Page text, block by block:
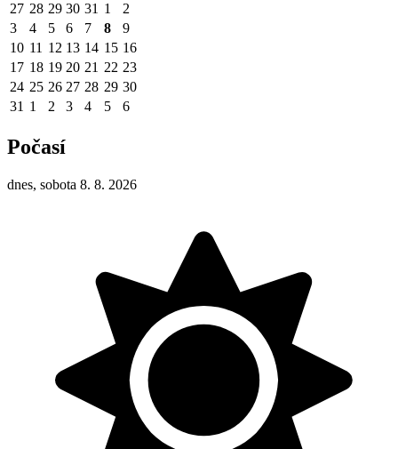
27 28 29 30 31 1
2
3
4 5 6 7 8
9
10 11 12 13 14 15 16
17 18 19 20 21 22 23
24 25 26 27 28 29 30
31 1 2 3 4 5 6
Počasí
dnes, sobota 8. 8. 2026